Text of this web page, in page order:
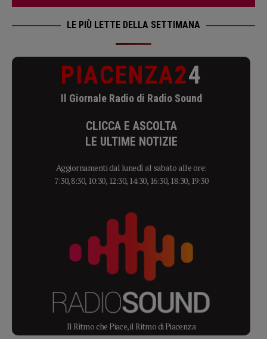
LE PIÙ LETTE DELLA SETTIMANA
PIACENZA24
Il Giornale Radio di Radio Sound
CLICCA E ASCOLTA
LE ULTIME NOTIZIE
Aggiornamenti dal lunedì al sabato alle ore:
7:30, 8:30, 10:30, 12:30, 14:30, 16:30, 18:30, 19:30
Il Ritmo che Piace, il Ritmo di Piacenza